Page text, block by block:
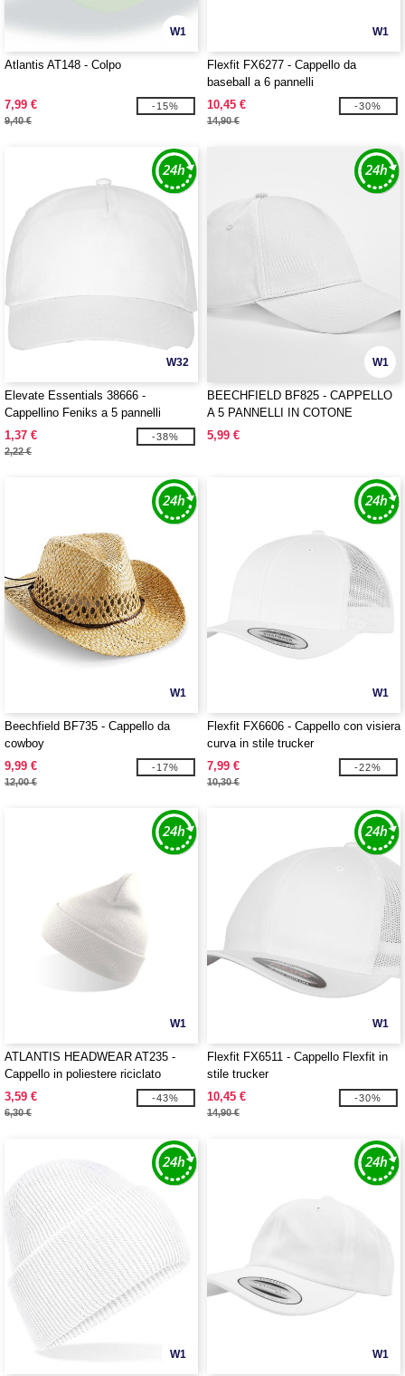
W1
Atlantis AT148 - Colpo
7,99 €
9,40 €
-15%
W1
Flexfit FX6277 - Cappello da
baseball a 6 pannelli
10,45 €
14,90 €
-30%
W32
Elevate Essentials 38666 -
Cappellino Feniks a 5 pannelli
1,37 €
2,22 €
-38%
W1
BEECHFIELD BF825 - CAPPELLO
A 5 PANNELLI IN COTONE
ORGANICO EARTHAWARE®
5,99 €
W1
Beechfield BF735 - Cappello da
cowboy
9,99 €
12,00 €
-17%
W1
Flexfit FX6606 - Cappello con visiera
curva in stile trucker
7,99 €
10,30 €
-22%
W1
ATLANTIS HEADWEAR AT235 -
Cappello in poliestere riciclato
3,59 €
6,30 €
-43%
W1
Flexfit FX6511 - Cappello Flexfit in
stile trucker
10,45 €
14,90 €
-30%
W1 W1